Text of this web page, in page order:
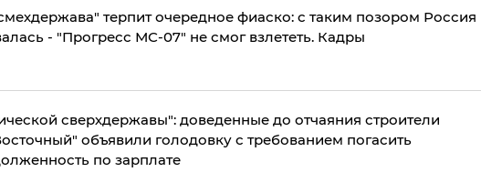
терпит очередное фиаско: с таким позором Россия
- "Прогресс МС-07" не смог взлететь. Кадры
сверхдержавы": доведенные до отчаяния строители
объявили голодовку с требованием погасить
по зарплате